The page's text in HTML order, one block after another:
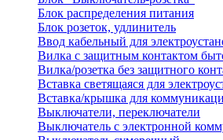
Блок распределения питания
Блок розеток, удлинитель
Ввод кабельный для
Вилка с защитным контактом
Вилка/розетка без защитного
Вставка светящаяся для
Вставка/крышка для
Выключатели, переключатели
Выключатель с электронной